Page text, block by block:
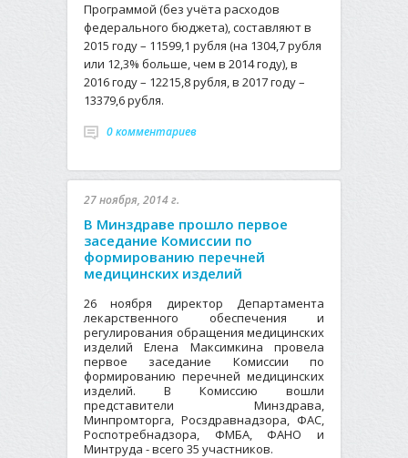
Программой (без учёта расходов
федерального бюджета), составляют в
2015 году – 11599,1 рубля (на 1304,7 рубля
или 12,3% больше, чем в 2014 году), в
2016 году – 12215,8 рубля, в 2017 году –
13379,6 рубля.
0 комментариев
27 ноября, 2014 г.
В Минздраве прошло первое
заседание Комиссии по
формированию перечней
медицинских изделий
26 ноября директор Департамента
лекарственного обеспечения и
регулирования обращения медицинских
изделий Елена Максимкина провела
первое заседание Комиссии по
формированию перечней медицинских
изделий. В Комиссию вошли
представители Минздрава,
Минпромторга, Росздравнадзора, ФАС,
Роспотребнадзора, ФМБА, ФАНО и
Минтруда - всего 35 участников.